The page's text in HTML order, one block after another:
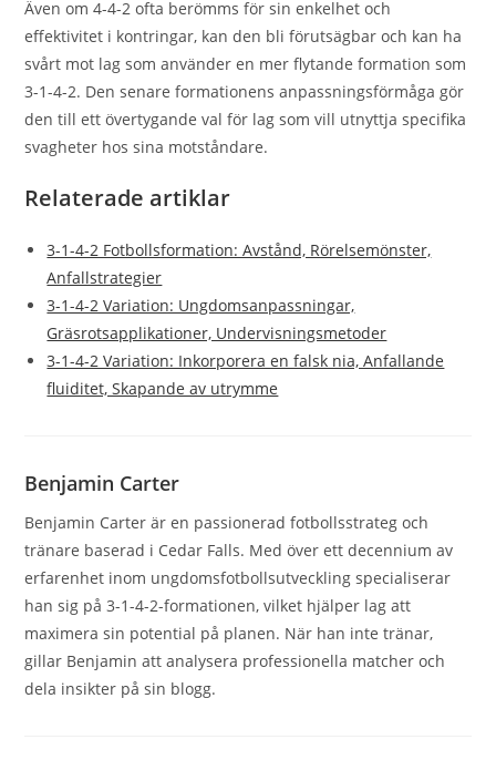
Även om 4-4-2 ofta berömms för sin enkelhet och
effektivitet i kontringar, kan den bli förutsägbar och kan ha
svårt mot lag som använder en mer flytande formation som
3-1-4-2. Den senare formationens anpassningsförmåga gör
den till ett övertygande val för lag som vill utnyttja specifika
svagheter hos sina motståndare.
Relaterade artiklar
3-1-4-2 Fotbollsformation: Avstånd, Rörelsemönster,
Anfallstrategier
3-1-4-2 Variation: Ungdomsanpassningar,
Gräsrotsapplikationer, Undervisningsmetoder
3-1-4-2 Variation: Inkorporera en falsk nia, Anfallande
fluiditet, Skapande av utrymme
Benjamin Carter
Benjamin Carter är en passionerad fotbollsstrateg och
tränare baserad i Cedar Falls. Med över ett decennium av
erfarenhet inom ungdomsfotbollsutveckling specialiserar
han sig på 3-1-4-2-formationen, vilket hjälper lag att
maximera sin potential på planen. När han inte tränar,
gillar Benjamin att analysera professionella matcher och
dela insikter på sin blogg.